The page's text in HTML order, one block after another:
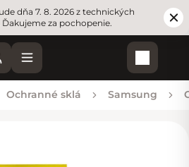
dňa 7. 8. 2026 z technických
za pochopenie.
Ochranné sklá Samsung